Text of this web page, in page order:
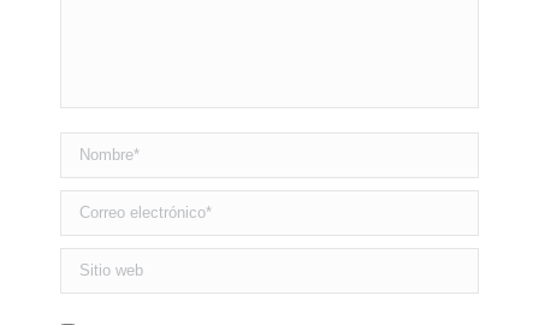
Nombre *
Correo electrónico *
Sitio web